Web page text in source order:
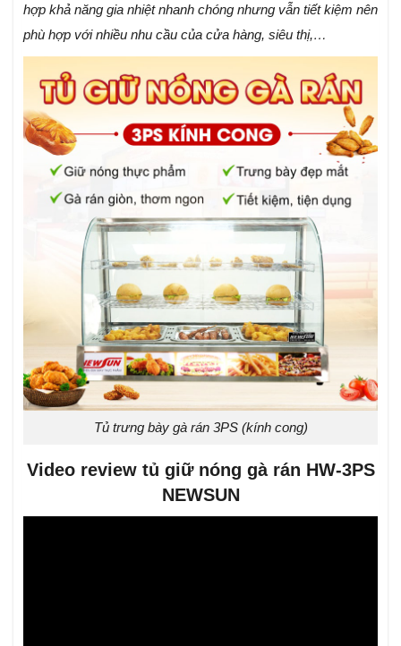
hợp khả năng gia nhiệt nhanh chóng nhưng vẫn tiết kiệm nên
phù hợp với nhiều nhu cầu của cửa hàng, siêu thị,…
Tủ trưng bày gà rán 3PS (kính cong)
Video review tủ giữ nóng gà rán HW-3PS
NEWSUN